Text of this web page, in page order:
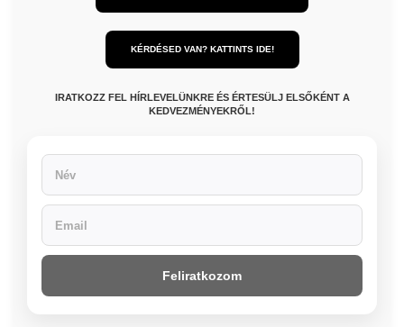
KÉRDÉSED VAN? KATTINTS IDE!
IRATKOZZ FEL HÍRLEVELÜNKRE ÉS ÉRTESÜLJ ELSŐKÉNT A
KEDVEZMÉNYEKRŐL!
Feliratkozom